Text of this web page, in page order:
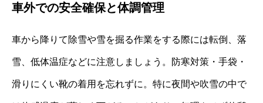
車外での安全確保と体調管理
車から降りて除雪や雪を掘る作業をする際には転倒、落
雪、低体温症などに注意しましょう。防寒対策・手袋・
滑りにくい靴の着用を忘れずに。特に夜間や吹雪の中で